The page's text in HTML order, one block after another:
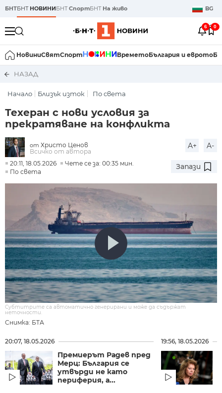
БНТБНТ НОВИНИБНТСпортБНТ На живо BG
6 0
НовиниСвятСпорт ВреметоБългария и еврото
НАЗАД
Начало Близък изток По света
Техеран с нови условия за
прекратяване на конфликта
от Христо Ценов
Всичко от автора
A+ A-
20:11, 18.05.2026
Чете се за: 00:35 мин.
По света
Запази
Снимка: БТА
Субтитрите са автоматично генерирани и може да съдържат
неточности.
20:07, 18.05.2026
Премиерът Радев пред
Мерц: България се
утвърди не като
периферия, а...
19:56, 18.05.2026